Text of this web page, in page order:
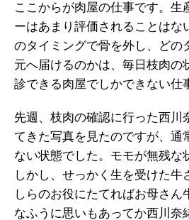
ここからが肉屋の仕事です。生
ーはあまり評価されることはな
のタイミングで骨を外し、どの
元へ届けるのかは、毎日枝肉の
診できる肉屋でしかできない仕
先週、枝肉の確認に行った西川
てきた写真を見たのですが、通
ない状態でした。モモが無残な
しかし、せっかく生を受けた牛
しらのお役にたてればお母さん
なふうに思いもあってか西川奈